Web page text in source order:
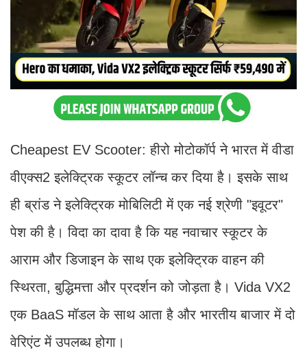
Cheapest EV Scooter: हीरो मोटोकॉर्प ने भारत में वीडा
वीएक्स2 इलेक्ट्रिक स्कूटर लॉन्च कर दिया है। इसके साथ
ही ब्रांड ने इलेक्ट्रिक मोबिलिटी में एक नई श्रेणी "इवूटर"
पेश की है। विदा का दावा है कि यह नवाचार स्कूटर के
आराम और डिजाइन के साथ एक इलेक्ट्रिक वाहन की
स्थिरता, बुद्धिमत्ता और प्रदर्शन को जोड़ता है। Vida VX2
एक BaaS मॉडल के साथ आता है और भारतीय बाजार में दो
वेरिएंट में उपलब्ध होगा।